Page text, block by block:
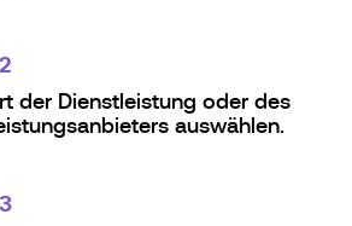
der Dienstleistung oder des
auswählen.